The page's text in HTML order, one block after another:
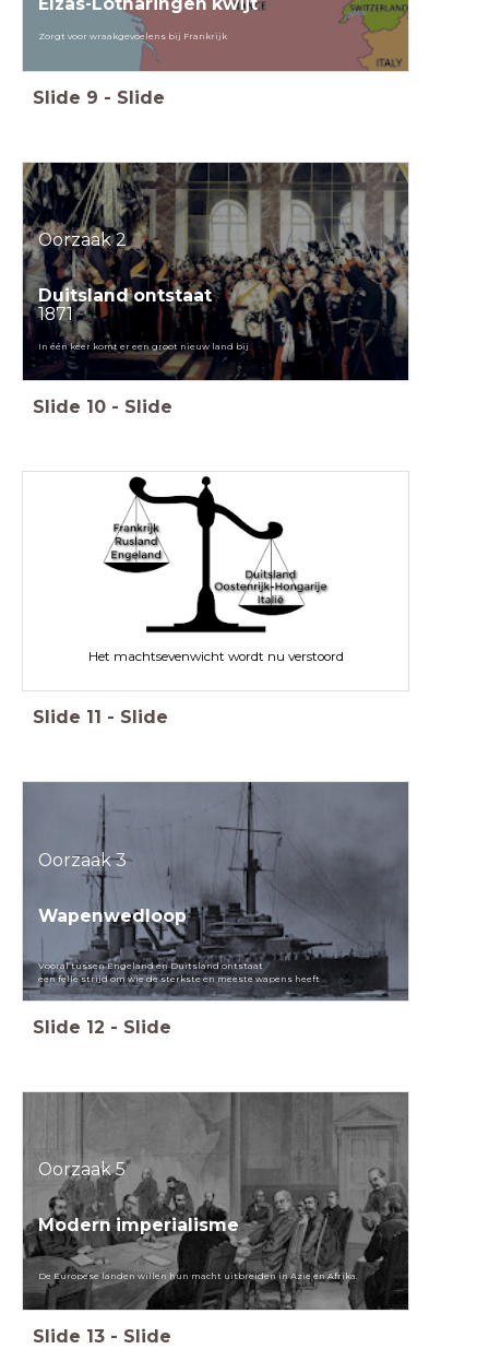
Elzas-Lotharingen kwijt
Zorgt voor wraakgevoelens bij Frankrijk
Slide 9 - Slide
Oorzaak 2
Duitsland ontstaat
1871
In één keer komt er een groot nieuw land bij
Slide 10 - Slide
Het machtsevenwicht wordt nu verstoord
Slide 11 - Slide
Oorzaak 3
Wapenwedloop
Vooral tussen Engeland en Duitsland ontstaat
een felle strijd om wie de sterkste en meeste wapens heeft
Slide 12 - Slide
Oorzaak 5
Modern imperialisme
De Europese landen willen hun macht uitbreiden in Azië en Afrika.
Slide 13 - Slide